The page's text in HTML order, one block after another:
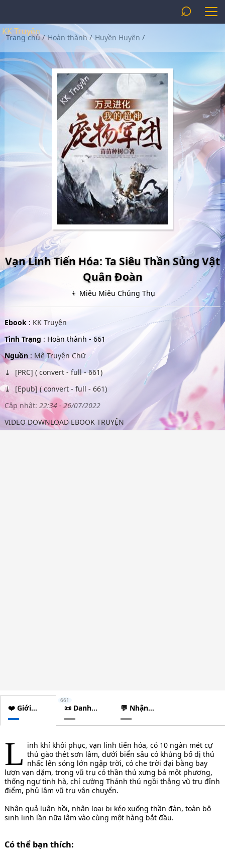
KK Truyện
⌕
Trang chủ/ Hoàn thành / Huyền Huyễn /
Vạn Linh Tiến Hóa: Ta Siêu Thần Sủng Vật
Quân Đoàn
👦 Miêu Miêu Chủng Thụ
Ebook : KK Truyện
Tình Trạng : Hoàn thành - 661
Nguồn: Mê Truyện Chữ
[PRC] ( convert - full - 661)
[Epub] ( convert - full - 661)
Cập nhật: 22:34 - 26/07/2022
VIDEO DOWNLOAD EBOOK TRUYỆN
❤️ Giới
thiệu
📜 Danh
sách
chương
661
💬 Nhận
xét
L inh khí khôi phục, vạn linh tiến hóa, có 10 ngàn mét cự
thú gào thét sơn lâm, dưới biển sâu có khủng bố dị thú
nhấc lên sóng lớn ngập trời, có che trời đại bằng bay
lượn vạn dặm, trong vũ trụ có thần thú xưng bá một phương,
thống ngự tinh hà, chí cường Thánh thú ngồi thẳng vũ trụ đỉnh
điểm, phủ lâm vũ trụ vận chuyển.
Nhân quả luân hồi, nhân loại bị kéo xuống thần đàn, toàn bộ
sinh linh lần nữa lâm vào cùng một hàng bắt đầu.
Có thể bạn thích: